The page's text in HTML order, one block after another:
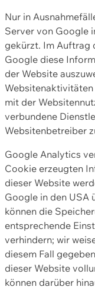
Nur in
Server von Google
gekürzt. Im Auftrag
Google diese
der Website
Websitenaktivitäten
mit der
verbundene
Websitenbetreiber
Google Analytics
Cookie erzeugten
dieser Website
Google in den USA
können die
entsprechende
verhindern; wir
diesem Fall
dieser Website
können darüber